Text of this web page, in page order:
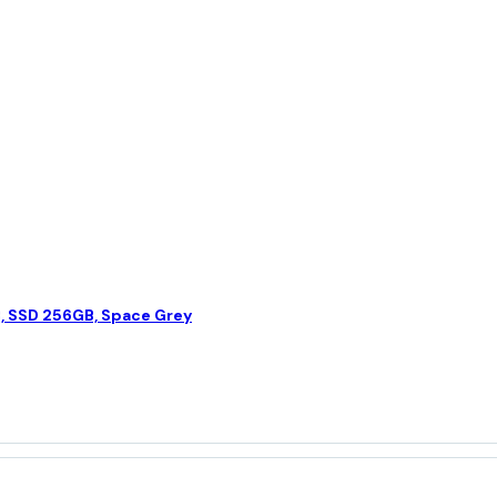
256GB, Space Grey